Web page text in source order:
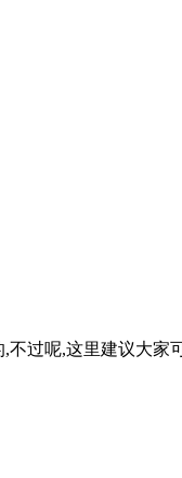
过呢,这里建议大